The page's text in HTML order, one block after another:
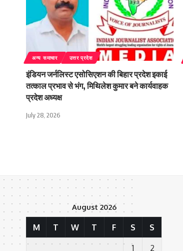
अन्य समाचार उत्तर प्रदेश
इंडियन जर्नलिस्ट एसोसिएशन की बिहार प्रदेश इकाई
तत्काल प्रभाव से भंग, मिथिलेश कुमार बने कार्यवाहक
प्रदेश अध्यक्ष
July 28, 2026
August 2026
M T W T F S S
1 2